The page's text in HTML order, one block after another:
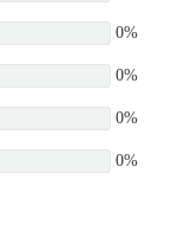
0%
0%
0%
0%